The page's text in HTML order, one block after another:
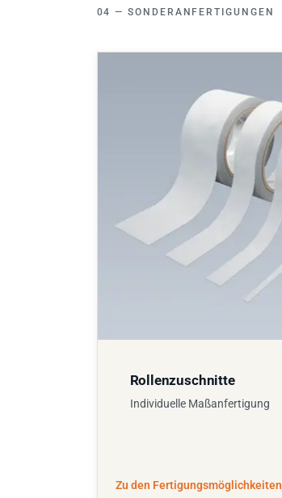
SONDERANFERTIGUNGEN
Rollenzuschnitte
Individuelle Maßanfertigung
Zu den Fertigungsmöglichkeiten